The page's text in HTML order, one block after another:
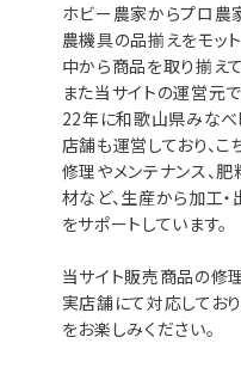
ホビー農家からプロ農
農機具の品揃えをモッ
中から商品を取り揃え
また当サイトの運営元
22年に和歌山県みな
店舗も運営しており、
修理やメンテナンス、
材など、生産から加工
をサポートしています。
当サイト販売商品の修
実店舗にて対応してお
をお楽しみください。